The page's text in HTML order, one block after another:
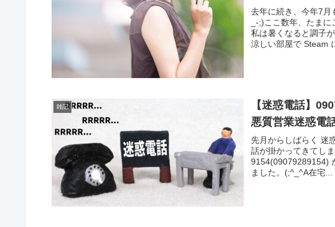
去年に続き、今年7月
_-;)ここ数年、たま
私は暑くなると調子
涼しい部屋で Steam
雑記
【迷惑電話】
悪質営業迷惑電
先月からしばらく 迷
話が掛かってきてし
9154(09079289154)
ました。(;^_^A在宅...